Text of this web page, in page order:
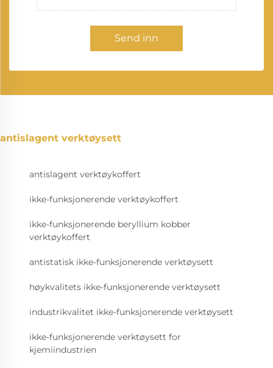
Send inn
antislagent verktøysett
antislagent verktøykoffert
ikke-funksjonerende verktøykoffert
ikke-funksjonerende beryllium kobber
verktøykoffert
antistatisk ikke-funksjonerende verktøysett
høykvalitets ikke-funksjonerende verktøysett
industrikvalitet ikke-funksjonerende verktøysett
ikke-funksjonerende verktøysett for
kjemiindustrien